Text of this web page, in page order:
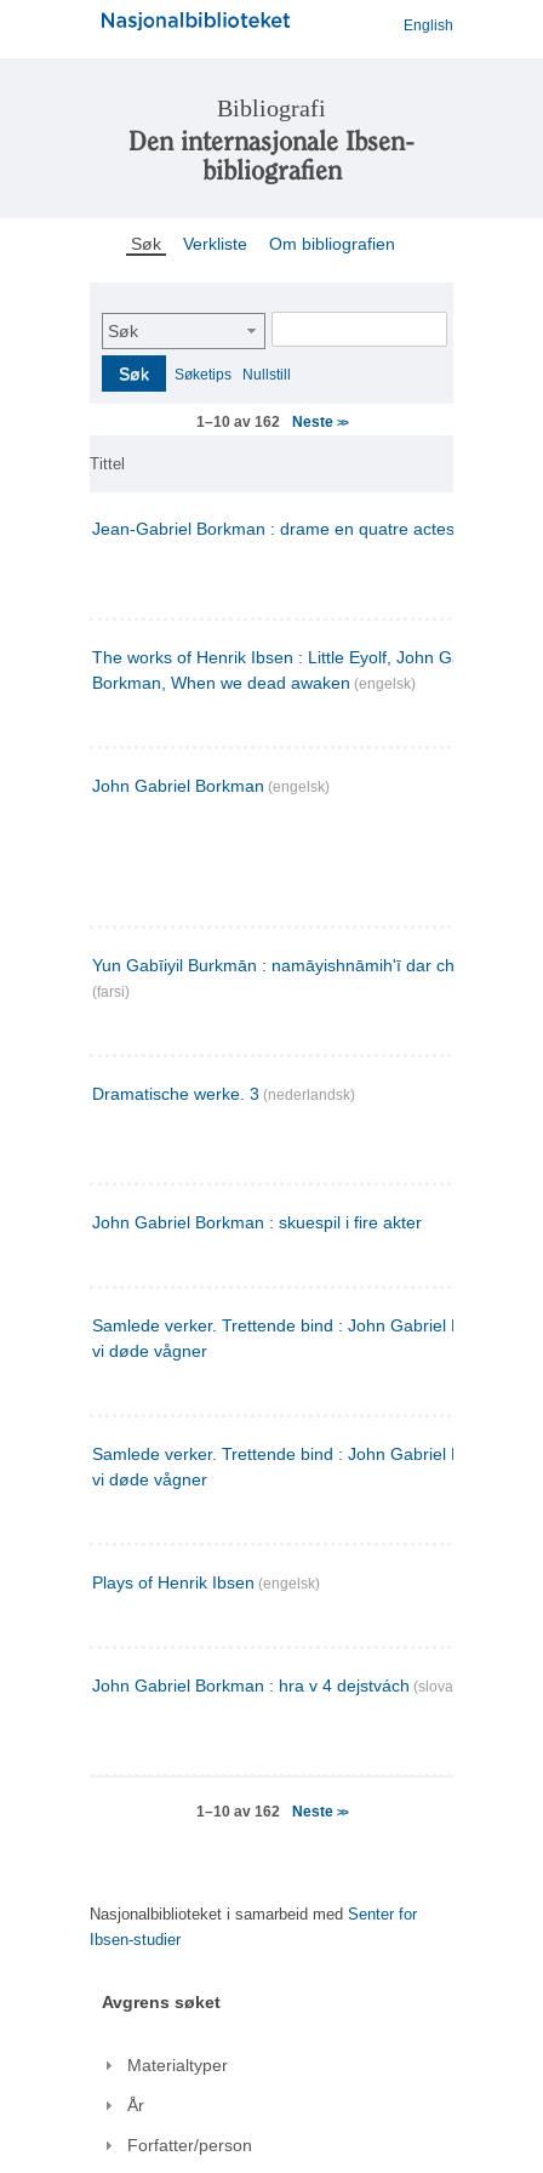
English
Bibliografi
Den internasjonale Ibsen-
bibliografien
Søk Verkliste Om bibliografien
Søk
Søk Søketips Nullstill
1–10 av 162 Neste >>
Tittel
Jean-Gabriel Borkman : drame en quatre actes
The works of Henrik Ibsen : Little Eyolf, John Gabriel
Borkman, When we dead awaken (engelsk)
John Gabriel Borkman (engelsk)
Yun Gabīiyil Burkmān : namāyishnāmihʹī dar chahār pardih
(farsi)
Dramatische werke. 3 (nederlandsk)
John Gabriel Borkman : skuespil i fire akter
Samlede verker. Trettende bind : John Gabriel Borkman ;
vi døde vågner
Samlede verker. Trettende bind : John Gabriel Borkman ;
vi døde vågner
Plays of Henrik Ibsen (engelsk)
John Gabriel Borkman : hra v 4 dejstvách (slovakisk)
1–10 av 162 Neste >>
Nasjonalbiblioteket i samarbeid med Senter for
Ibsen-studier
Avgrens søket
Materialtyper
År
Forfatter/person